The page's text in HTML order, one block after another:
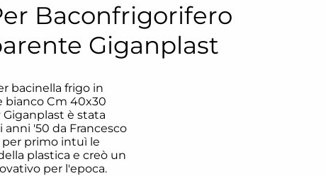
Baconfrigorifero
Giganplast
bacinella frigo in
bianco Cm 40x30
è stata
'50 da Francesco
per primo intuì le
plastica e creò un
per l'epoca.